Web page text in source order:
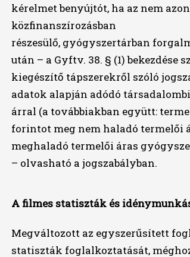
kérelmet benyújtót, ha az nem
közfinanszírozásban
részesülő, gyógyszertárban
után – a Gyftv. 38. § (1)
kiegészítő tápszerekről szóló
adatok alapján adódó
árral (a továbbiakban együtt:
forintot meg nem haladó termelői
meghaladó termelői áras
– olvasható a jogszabályban.
A filmes statiszták és
Megváltozott az egyszerűsített
statiszták foglalkoztatását,